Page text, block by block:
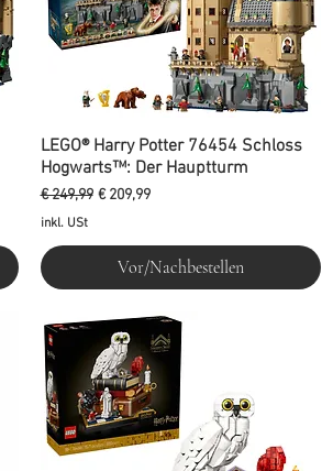
LEGO® Harry Potter 76454 Schloss
Hogwarts™: Der Hauptturm
Standardpreis
€ 249,99 Sale-Preis
€ 209,99
inkl. USt
Vor/Nachbestellen